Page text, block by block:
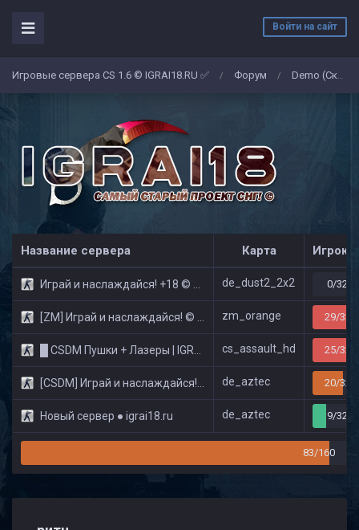
Войти на сайт
Игровые сервера CS 1.6 © IGRAI18.RU ✅ / Форум / Demo (Скриншоты)
Название сервера Карта
Играй и наслаждайся! +18 © Public de_dust2_2x2 0/32
[ZM] Играй и наслаждайся! © Zombie Show zm_orange 29/32
█ CSDM Пушки + Лазеры | IGRAI18.RU ツ █ cs_assault_hd 25/32
[CSDM] Играй и наслаждайся! © Classic de_aztec 20/32
Новый сервер ● igrai18.ru de_aztec 9/32
83/160